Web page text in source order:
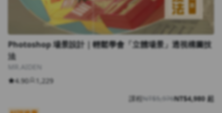
Photoshop 場景設計｜輕鬆學會「立體場景」透視構圖技
法
MR.AIDEN
4.90
1,229
課程NT$5,976NT$4,980 起